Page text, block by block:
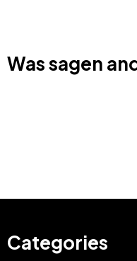
Was sagen
Categories